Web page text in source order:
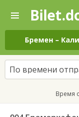
—
Поиск
и
покупка
билетов
на
автобус
онлайн
Бремен –
По времени
Время